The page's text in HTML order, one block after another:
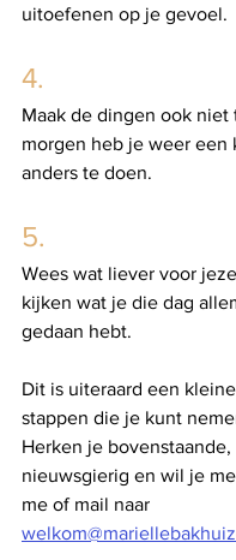
uitoefenen op je gevoel.
4.
Maak de dingen ook niet
morgen heb je weer een
anders te doen.
5.
Wees wat liever voor
kijken wat je die dag
gedaan hebt.
Dit is uiteraard een
stappen die je kunt
Herken je
nieuwsgierig en wil je
me of mail naar